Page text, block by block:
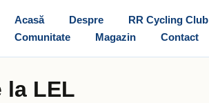
Acasă Despre RR Cycling Club
Comunitate
Magazin Contact
la LEL